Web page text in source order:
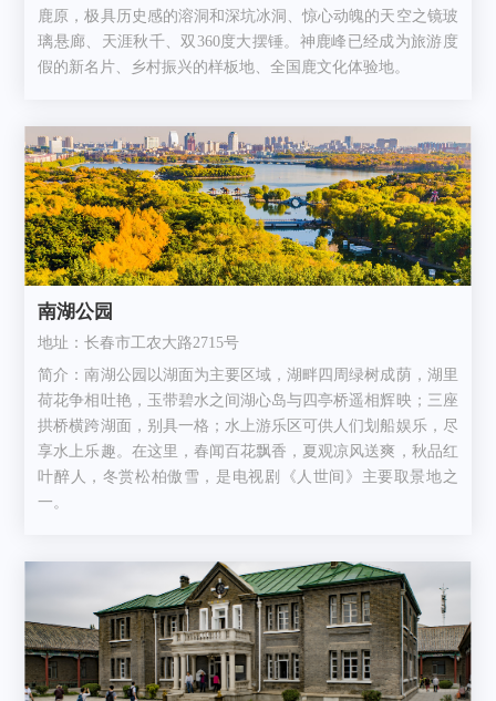
鹿原，极具历史感的溶洞和深坑冰洞、惊心动魄的天空之镜玻
璃悬廊、天涯秋千、双360度大摆锤。神鹿峰已经成为旅游度
假的新名片、乡村振兴的样板地、全国鹿文化体验地。
南湖公园
地址：长春市工农大路2715号
简介：南湖公园以湖面为主要区域，湖畔四周绿树成荫，湖里
荷花争相吐艳，玉带碧水之间湖心岛与四亭桥遥相辉映；三座
拱桥横跨湖面，别具一格；水上游乐区可供人们划船娱乐，尽
享水上乐趣。在这里，春闻百花飘香，夏观凉风送爽，秋品红
叶醉人，冬赏松柏傲雪，是电视剧《人世间》主要取景地之
一。